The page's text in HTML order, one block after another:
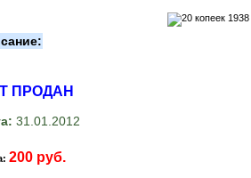
ПРОДАН
31.01.2012
200 руб.